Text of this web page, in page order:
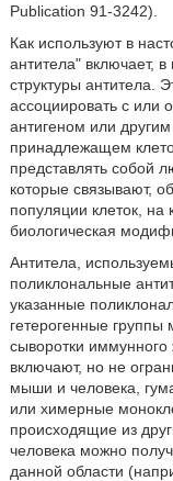
Publication 91-3242).
Как используют в
антитела" включает,
структуры антитела.
ассоциировать с или
антигеном или
принадлежащем
представлять собой
которые связывают,
популяции клеток,
биологическая
Антитела,
поликлональные
указанные
гетерогенные
сыворотки
включают, но не
мыши и человека,
или химерные
происходящие из
человека можно
данной области